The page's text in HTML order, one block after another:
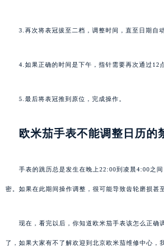
3.再次将表冠拔至二档，调整时间，直至日期自动
4.如果正确的时间是下午，指针需要再次通过12点
5.最后将表冠推到原位，完成操作。
欧米茄手表不能调整日历的
手表的跳历总是发生在晚上22:00到凌晨4:00之间
密。如果在此期间操作调整，很可能导致齿轮磨损甚
现在，看完以后，你知道欧米茄手表该怎么正确
了，如果大家有不了解欢迎到北京欧米茄维修中心，